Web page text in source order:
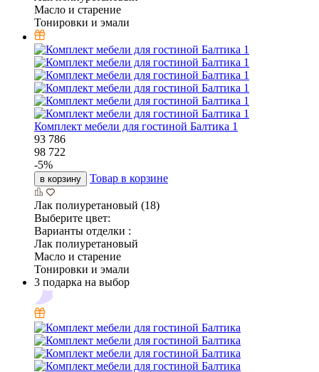
Масло и старение
Тонировки и эмали
Комплект мебели для гостиной Балтика 1
93 786
98 722
-5%
в корзину Товар в корзине
Лак полиуретановый (18)
Выберите цвет:
Варианты отделки :
Лак полиуретановый
Масло и старение
Тонировки и эмали
3 подарка на выбор